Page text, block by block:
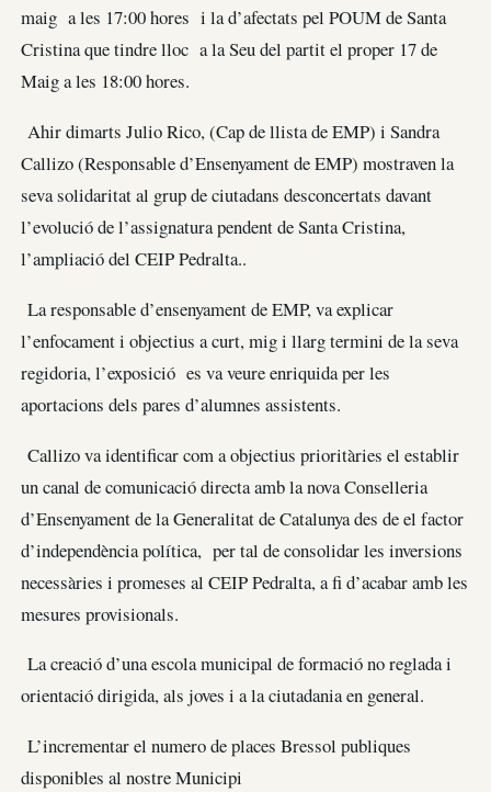
maig a les 17:00 hores i la d’afectats pel POUM de Santa
Cristina que tindre lloc a la Seu del partit el proper 17 de
Maig a les 18:00 hores.
Ahir dimarts Julio Rico, (Cap de llista de EMP) i Sandra
Callizo (Responsable d’Ensenyament de EMP) mostraven la
seva solidaritat al grup de ciutadans desconcertats davant
l’evolució de l’assignatura pendent de Santa Cristina,
l’ampliació del CEIP Pedralta..
La responsable d’ensenyament de EMP, va explicar
l’enfocament i objectius a curt, mig i llarg termini de la seva
regidoria, l’exposició es va veure enriquida per les
aportacions dels pares d’alumnes assistents.
Callizo va identificar com a objectius prioritàries el establir
un canal de comunicació directa amb la nova Conselleria
d’Ensenyament de la Generalitat de Catalunya des de el factor
d’independència política, per tal de consolidar les inversions
necessàries i promeses al CEIP Pedralta, a fi d’acabar amb les
mesures provisionals.
La creació d’una escola municipal de formació no reglada i
orientació dirigida, als joves i a la ciutadania en general.
L’incrementar el numero de places Bressol publiques
disponibles al nostre Municipi